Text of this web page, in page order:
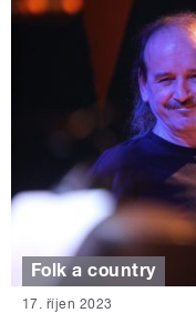
Folk a country
17. říjen 2023